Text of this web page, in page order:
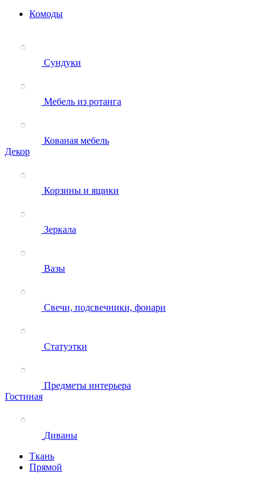
Комоды
Сундуки
Мебель из ротанга
Кованая мебель
Декор
Корзины и ящики
Зеркала
Вазы
Свечи, подсвечники, фонари
Статуэтки
Предметы интерьера
Гостиная
Диваны
Ткань
Прямой